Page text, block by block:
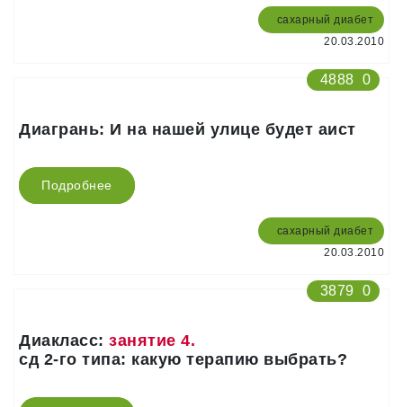
сахарный диабет
20.03.2010
4888 0
Диагрань: И на нашей улице будет аист
Подробнее
сахарный диабет
20.03.2010
3879 0
Диакласс: занятие 4.
сд 2-го типа: какую терапию выбрать?